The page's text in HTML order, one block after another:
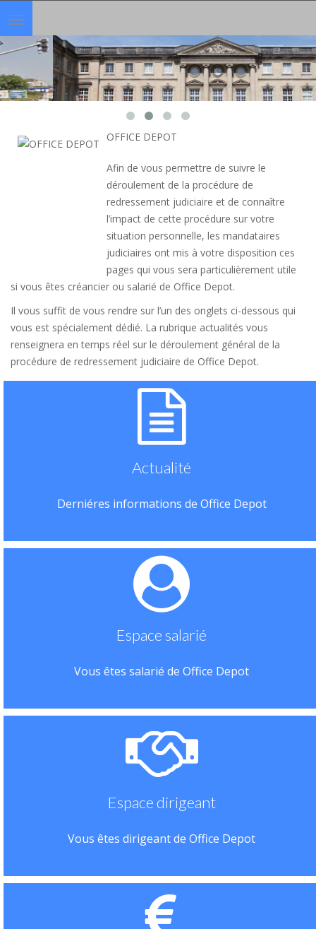
Toggle
navigation
OFFICE DEPOT
Afin de vous permettre de suivre le
déroulement de la procédure de
redressement judiciaire et de connaître
l’impact de cette procédure sur votre
situation personnelle, les mandataires
judiciaires ont mis à votre disposition ces
pages qui vous sera particulièrement utile
si vous êtes créancier ou salarié de Office Depot.
Il vous suffit de vous rendre sur l’un des onglets ci-dessous qui
vous est spécialement dédié. La rubrique actualités vous
renseignera en temps réel sur le déroulement général de la
procédure de redressement judiciaire de Office Depot.
Actualité
Derniéres informations de Office Depot
Espace salarié
Vous êtes salarié de Office Depot
Espace dirigeant
Vous êtes dirigeant de Office Depot